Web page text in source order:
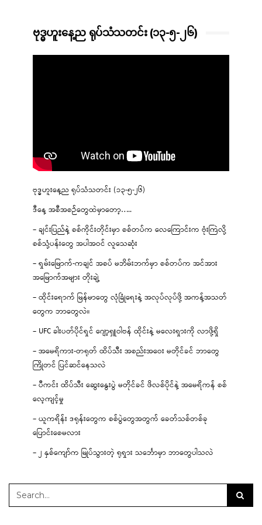
ဗုဒ္ဓဟူးနေ့ည ရုပ်သံသတင်း (၁၃-၅-၂၆)
ဗုဒ္ဓဟူးနေ့ည ရုပ်သံသတင်း (၁၃-၅-၂၆)
ဒီနေ့ အစီအစဉ်တွေထဲမှာတော့…..
– ချင်းပြည်နဲ့ စစ်ကိုင်းတိုင်းမှာ စစ်တပ်က လေကြောင်းက ဗုံးကြဲလို့
စစ်သုံ့ပန်းတွေ အပါအဝင် လူသေဆုံး
– ရှမ်းမြောက်-ကချင် အစပ် မဘိမ်းဘက်မှာ စစ်တပ်က အင်အား
အမြောက်အများ တိုးချဲ့
– ထိုင်းရောက် မြန်မာတွေ လုံခြုံရေးနဲ့ အလုပ်လုပ်ဖို့ အကန့်အသတ်
တွေက ဘာတွေလဲ။
– UFC ခါးပတ်ပိုင်ရှင် ဂျော့ရှူဝါဗန် ထိုင်းနဲ့ မလေးရှားကို လာဖို့ရှိ
– အမေရိကား-တရုတ် ထိပ်သီး အစည်းအဝေး မတိုင်ခင် ဘာတွေ
ကြိုတင် ပြင်ဆင်နေသလဲ
– ပီကင်း ထိပ်သီး ဆွေးနွေးပွဲ မတိုင်ခင် ဖိလစ်ပိုင်နဲ့ အမေရိကန် စစ်
လေ့ကျင့်မှု
– ယူကရိန်း ဒရုန်းတွေက စစ်ပွဲတွေအတွက် ခေတ်သစ်တစ်ခု
ပြောင်းစေမလား
– ၂ နှစ်ကျော်က မြုပ်သွားတဲ့ ရုရှား သင်္ဘောမှာ ဘာတွေပါသလဲ